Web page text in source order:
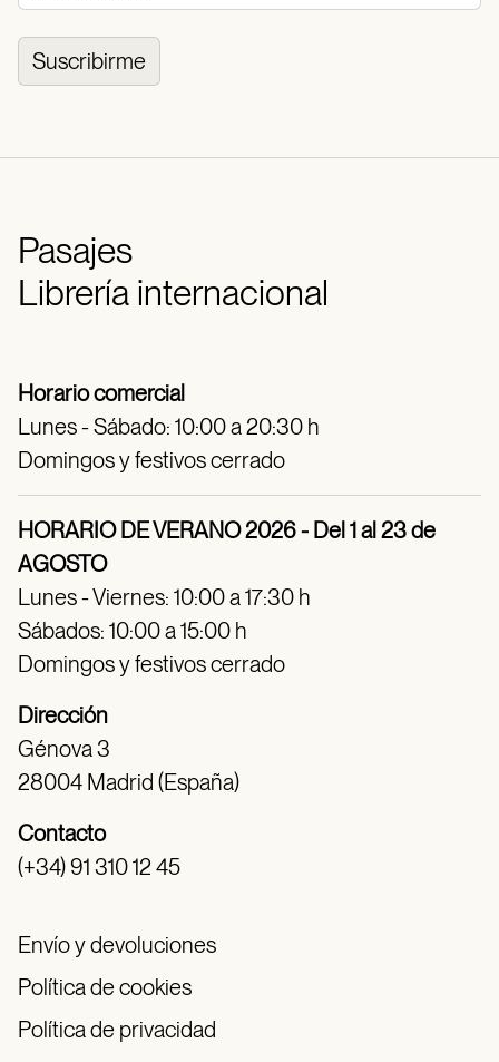
Suscribirme
Pasajes
Librería internacional
Horario comercial
Lunes - Sábado: 10:00 a 20:30 h
Domingos y festivos cerrado
HORARIO DE VERANO 2026 - Del 1 al 23 de
AGOSTO
Lunes - Viernes: 10:00 a 17:30 h
Sábados: 10:00 a 15:00 h
Domingos y festivos cerrado
Dirección
Génova 3
28004 Madrid (España)
Contacto
(+34) 91 310 12 45
Envío y devoluciones
Política de cookies
Política de privacidad